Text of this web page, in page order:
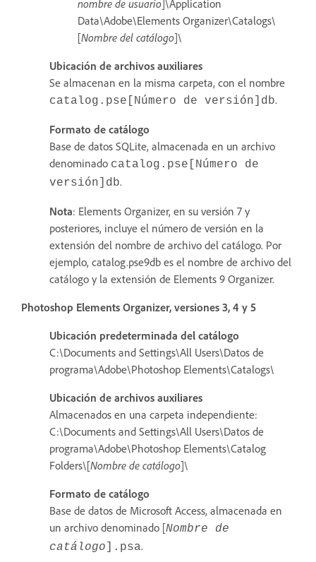
nombre de usuario ]\Application
Data\Adobe\Elements Organizer\Catalogs\
[Nombre del catálogo]\
Ubicación de archivos auxiliares
Se almacenan en la misma carpeta, con el nombre
catalog.pse[Número de versión]db.
Formato de catálogo
Base de datos SQLite, almacenada en un archivo
denominado catalog.pse[Número de
versión]db.
Nota: Elements Organizer, en su versión 7 y
posteriores, incluye el número de versión en la
extensión del nombre de archivo del catálogo. Por
ejemplo, catalog.pse9db es el nombre de archivo del
catálogo y la extensión de Elements 9 Organizer.
Photoshop Elements Organizer, versiones 3, 4 y 5
Ubicación predeterminada del catálogo
C:\Documents and Settings\All Users\Datos de
programa\Adobe\Photoshop Elements\Catalogs\
Ubicación de archivos auxiliares
Almacenados en una carpeta independiente:
C:\Documents and Settings\All Users\Datos de
programa\Adobe\Photoshop Elements\Catalog
Folders\[Nombre de catálogo]\
Formato de catálogo
Base de datos de Microsoft Access, almacenada en
un archivo denominado [Nombre de
catálogo
.psa.